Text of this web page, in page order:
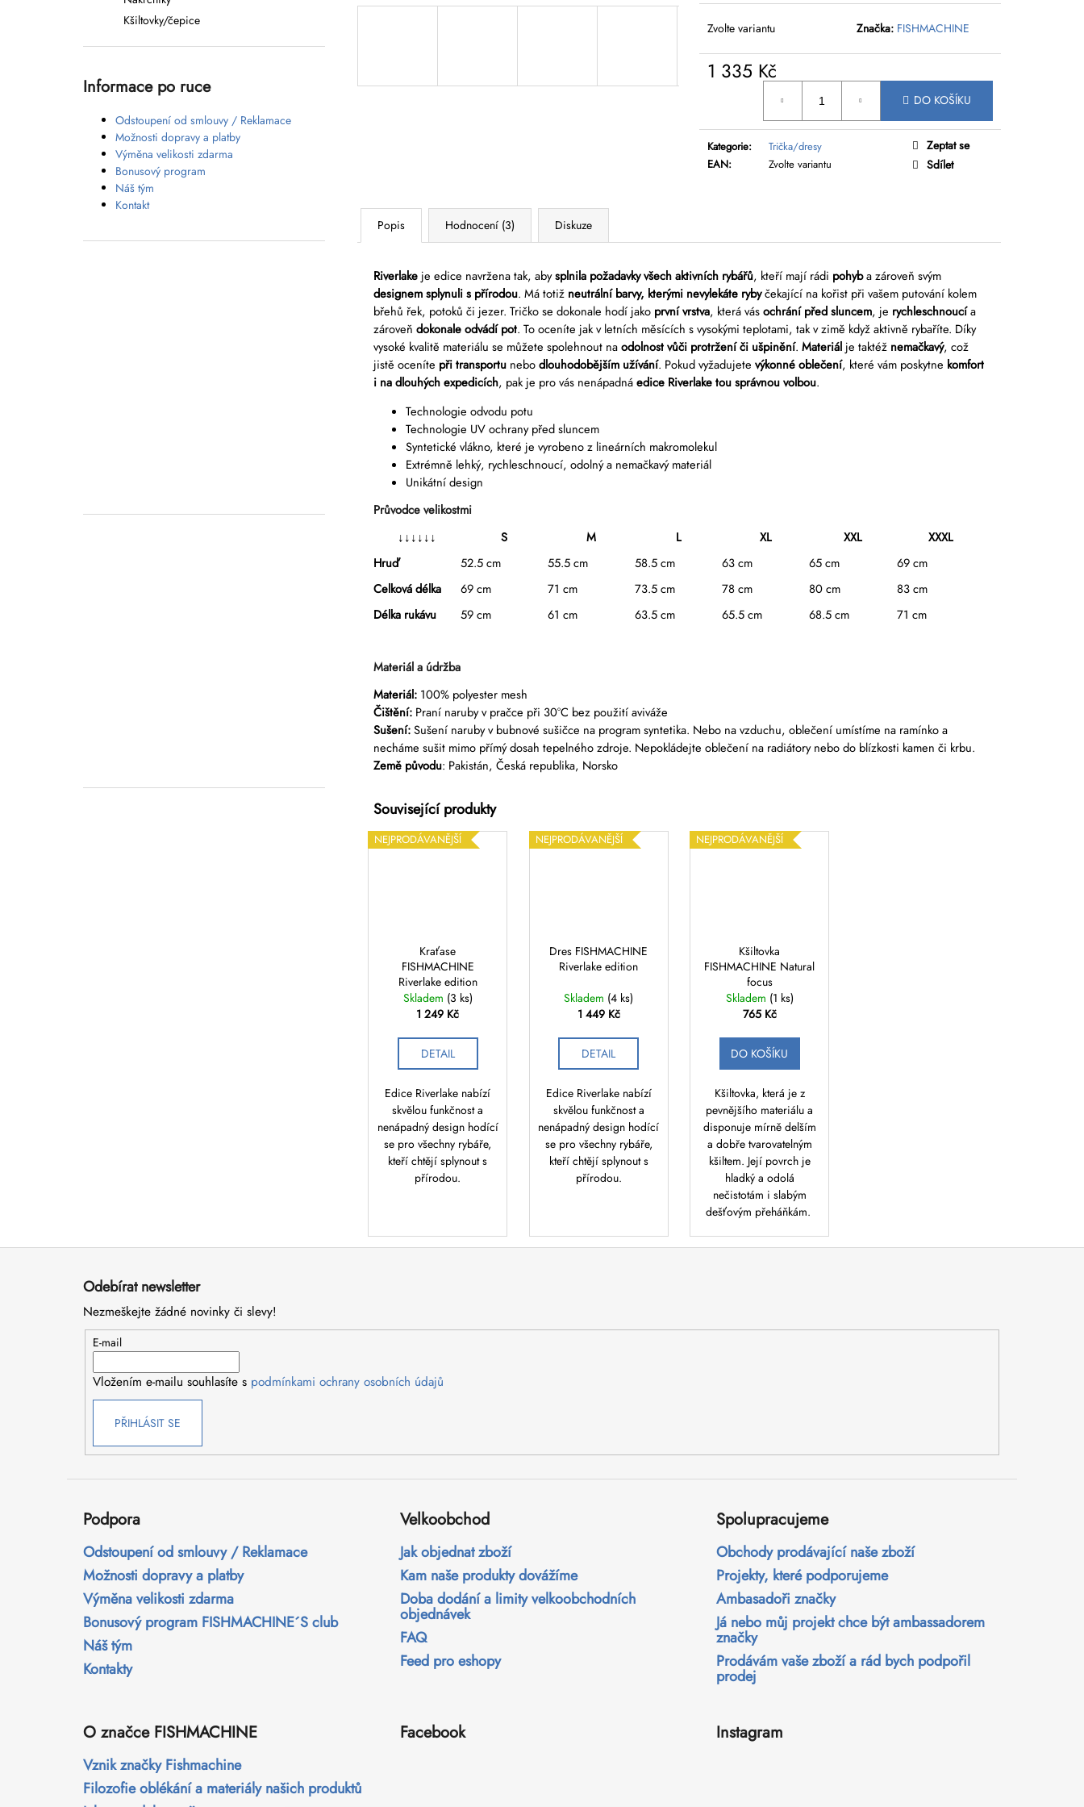
Kšiltovky/čepice
Informace po ruce
Odstoupení od smlouvy / Reklamace
Možnosti dopravy a platby
Výměna velikosti zdarma
Bonusový program
Náš tým
Kontakt
Zvolte variantu Značka: FISHMACHINE
1 335 Kč
DO KOŠÍKU
Kategorie:
Trička/dresy
EAN: Zvolte variantu
Zeptat se
Sdílet
Popis Hodnocení (3) Diskuze
Riverlake je edice navržena tak, abysplnila požadavky všech aktivních rybářů, kteří mají rádi pohyba zároveň svým
designem splynuli s přírodou. Má totiž neutrální barvy, kterými nevylekáte rybyčekající na kořist při vašem putování kolem
břehů řek, potoků či jezer. Tričko se dokonale hodí jako první vrstva, která vásochrání před sluncem, je rychleschnoucía
zároveň dokonale odvádí pot. To oceníte jak v letních měsících s vysokými teplotami, tak v zimě když aktivně rybaříte. Díky
vysoké kvalitě materiálu se můžete spolehnout naodolnost vůči protržení či ušpinění. Materiál je taktéž nemačkavý, což
jistě oceníte při transportu nebodlouhodobějším užívání. Pokud vyžadujete výkonné oblečení, které vám poskytne komfort
i na dlouhých expedicích, pak je pro vás nenápadnáedice Riverlake tou správnou volbou.
Technologie odvodu potu
Technologie UV ochrany před sluncem
Syntetické vlákno, které je vyrobeno z lineárních makromolekul
Extrémně lehký, rychleschnoucí, odolný a nemačkavý materiál
Unikátní design
Průvodce velikostmi
↓↓↓↓↓↓ S M L XL XXL
XXXL
Hruď
52.5 cm 55.5 cm 58.5 cm 63 cm 65 cm
69 cm
Celková délka
69 cm 71 cm 73.5 cm 78 cm 80 cm
83 cm
Délka rukávu
59 cm 61 cm 63.5 cm 65.5 cm 68.5 cm 71 cm
Materiál a údržba
Materiál: 100% polyester mesh
Čištění: Praní naruby v pračce při 30°C bez použití aviváže
Sušení:Sušení naruby v bubnové sušičce na program syntetika. Nebo na vzduchu, oblečení umístíme na ramínko a
necháme sušit mimo přímý dosah tepelného zdroje. Nepokládejte oblečení na radiátory nebo do blízkosti kamen či krbu.
Země původu: Pakistán, Česká republika, Norsko
NEJPRODÁVANĚJŠÍ
Kraťase
FISHMACHINE
Riverlake edition
Skladem (3 ks)
1 249 Kč
DETAIL
Edice Riverlake nabízí
skvělou funkčnost a
nenápadný design hodící
se pro všechny rybáře,
kteří chtějí splynout s
přírodou.
NEJPRODÁVANĚJŠÍ
Dres FISHMACHINE
Riverlake edition
Skladem (4 ks)
1 449 Kč
DETAIL
Edice Riverlake nabízí
skvělou funkčnost a
nenápadný design hodící
se pro všechny rybáře,
kteří chtějí splynout s
přírodou.
NEJPRODÁVANĚJŠÍ
Kšiltovka
FISHMACHINE Natural
focus
Skladem (1 ks)
765 Kč
DO KOŠÍKU
Kšiltovka, která je z
pevnějšího materiálu a
disponuje mírně delším
a dobře tvarovatelným
kšiltem. Její povrch je
hladký a odolá
nečistotám i slabým
dešťovým přeháňkám.
Z
Odebírat newsletter
Nezmeškejte žádné novinky či slevy!
E-mail
Vložením e-mailu souhlasíte s podmínkami ochrany osobních údajů
PŘIHLÁSIT SE
Podpora
Odstoupení od smlouvy / Reklamace
Možnosti dopravy a platby
Výměna velikosti zdarma
Bonusový program FISHMACHINE´S club
Náš tým
Kontakty
Velkoobchod
Jak objednat zboží
Kam naše produkty dovážíme
Doba dodání a limity velkoobchodních
objednávek
FAQ
Feed pro eshopy
Spolupracujeme
Obchody prodávající naše zboží
Projekty, které podporujeme
Ambasadoři značky
Já nebo můj projekt chce být ambassadorem
značky
Prodávám vaše zboží a rád bych podpořil
prodej
O značce FISHMACHINE
Vznik značky Fishmachine
Filozofie oblékání a materiály našich produktů
Facebook Instagram